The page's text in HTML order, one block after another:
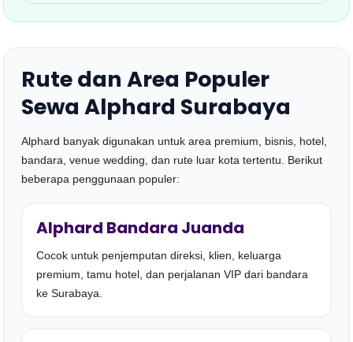
Rute dan Area Populer
Sewa Alphard Surabaya
Alphard banyak digunakan untuk area premium, bisnis, hotel,
bandara, venue wedding, dan rute luar kota tertentu. Berikut
beberapa penggunaan populer:
Alphard Bandara Juanda
Cocok untuk penjemputan direksi, klien, keluarga
premium, tamu hotel, dan perjalanan VIP dari bandara
ke Surabaya.